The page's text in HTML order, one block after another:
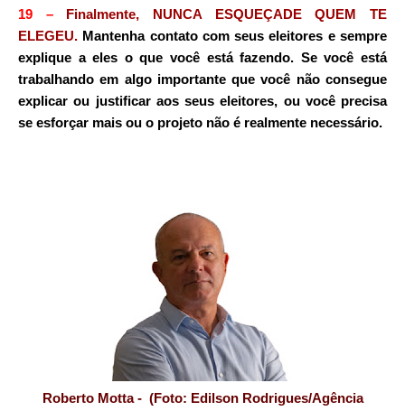
19 –
Finalmente, NUNCA ESQUEÇADE QUEM TE
ELEGEU. Mantenha contato com seus eleitores e sempre
explique a eles o que você está fazendo. Se você está
trabalhando em algo importante que você não consegue
explicar ou justificar aos seus eleitores, ou você precisa
se esforçar mais ou o projeto não é realmente necessário.
Roberto Motta - (Foto: Edilson Rodrigues/Agência